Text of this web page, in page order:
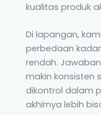
kualitas produk
Di lapangan,
perbedaan
rendah.
makin konsisten
dikontrol dalam
akhirnya lebih